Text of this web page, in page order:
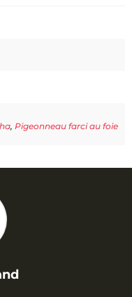
, Pigeonneau farci au foie